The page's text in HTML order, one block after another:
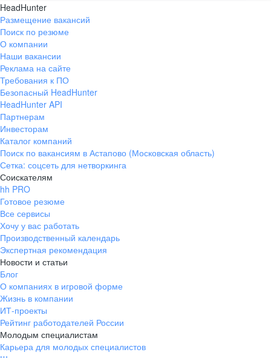
HeadHunter
Размещение вакансий
Поиск по резюме
О компании
Наши вакансии
Реклама на сайте
Требования к ПО
Безопасный HeadHunter
HeadHunter API
Партнерам
Инвесторам
Каталог компаний
Поиск по вакансиям в Астапово (Московская область)
Сетка: соцсеть для нетворкинга
Соискателям
hh PRO
Готовое резюме
Все сервисы
Хочу у вас работать
Производственный календарь
Экспертная рекомендация
Новости и статьи
Блог
О компаниях в игровой форме
Жизнь в компании
ИТ-проекты
Рейтинг работодателей России
Молодым специалистам
Карьера для молодых специалистов